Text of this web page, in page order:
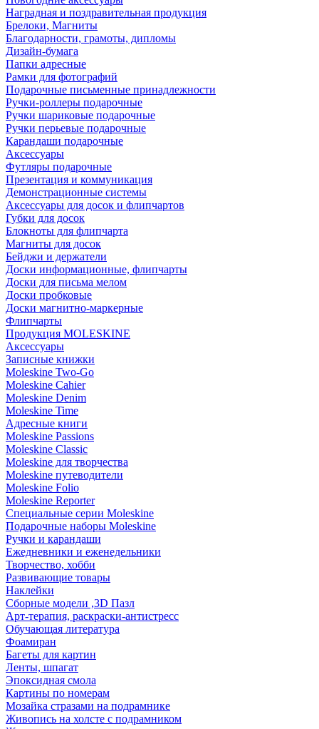
Наградная и поздравительная продукция
Брелоки, Магниты
Благодарности, грамоты, дипломы
Дизайн-бумага
Папки адресные
Рамки для фотографий
Подарочные письменные принадлежности
Ручки-роллеры подарочные
Ручки шариковые подарочные
Ручки перьевые подарочные
Карандаши подарочные
Аксессуары
Футляры подарочные
Презентация и коммуникация
Демонстрационные системы
Аксессуары для досок и флипчартов
Губки для досок
Блокноты для флипчарта
Магниты для досок
Бейджи и держатели
Доски информационные, флипчарты
Доски для письма мелом
Доски пробковые
Доски магнитно-маркерные
Флипчарты
Продукция MOLESKINE
Аксессуары
Записные книжки
Moleskine Two-Go
Moleskine Cahier
Moleskine Denim
Moleskine Time
Адресные книги
Moleskine Passions
Moleskine Classic
Moleskine для творчества
Moleskine путеводители
Moleskine Folio
Moleskine Reporter
Специальные серии Moleskine
Подарочные наборы Moleskine
Ручки и карандаши
Ежедневники и еженедельники
Творчество, хобби
Развивающие товары
Наклейки
Сборные модели ,3D Пазл
Арт-терапия, раскраски-антистресс
Обучающая литература
Фоамиран
Багеты для картин
Ленты, шпагат
Эпоксидная смола
Картины по номерам
Мозайка стразами на подрамнике
Живопись на холсте с подрамником